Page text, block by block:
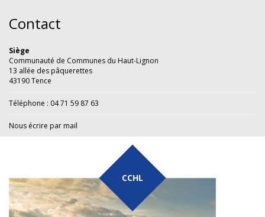
Contact
Siège
Communauté de Communes du Haut-Lignon
13 allée des pâquerettes
43190 Tence
Téléphone : 04 71 59 87 63
Nous écrire par mail
CCHL